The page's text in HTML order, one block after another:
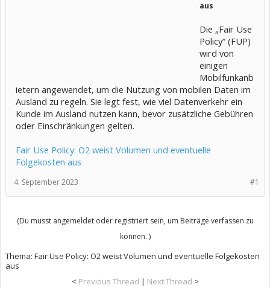
aus
Die „Fair Use
Policy“ (FUP)
wird von
einigen
Mobilfunkanb
ietern angewendet, um die Nutzung von mobilen Daten im
Ausland zu regeln. Sie legt fest, wie viel Datenverkehr ein
Kunde im Ausland nutzen kann, bevor zusätzliche Gebühren
oder Einschränkungen gelten.
Fair Use Policy: O2 weist Volumen und eventuelle
Folgekosten aus
#1
4. September 2023
(Du musst angemeldet oder registriert sein, um Beiträge verfassen zu
können. )
Thema: Fair Use Policy: O2 weist Volumen und eventuelle Folgekosten
aus
< Previous Thread | Next Thread >